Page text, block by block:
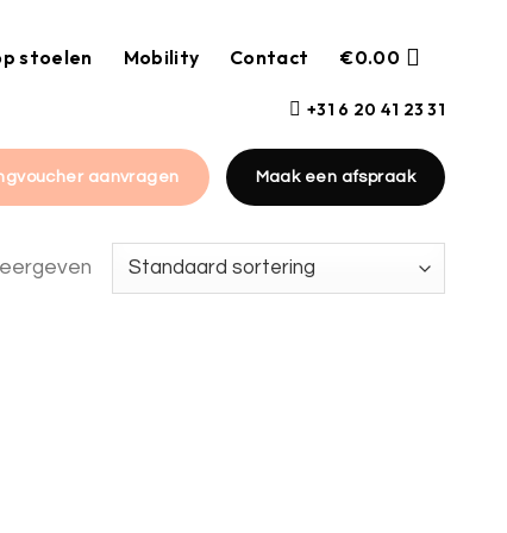
stoelen Mobility Contact €0.00
+31 6 20 41 23 31
aanvragen Maak een afspraak